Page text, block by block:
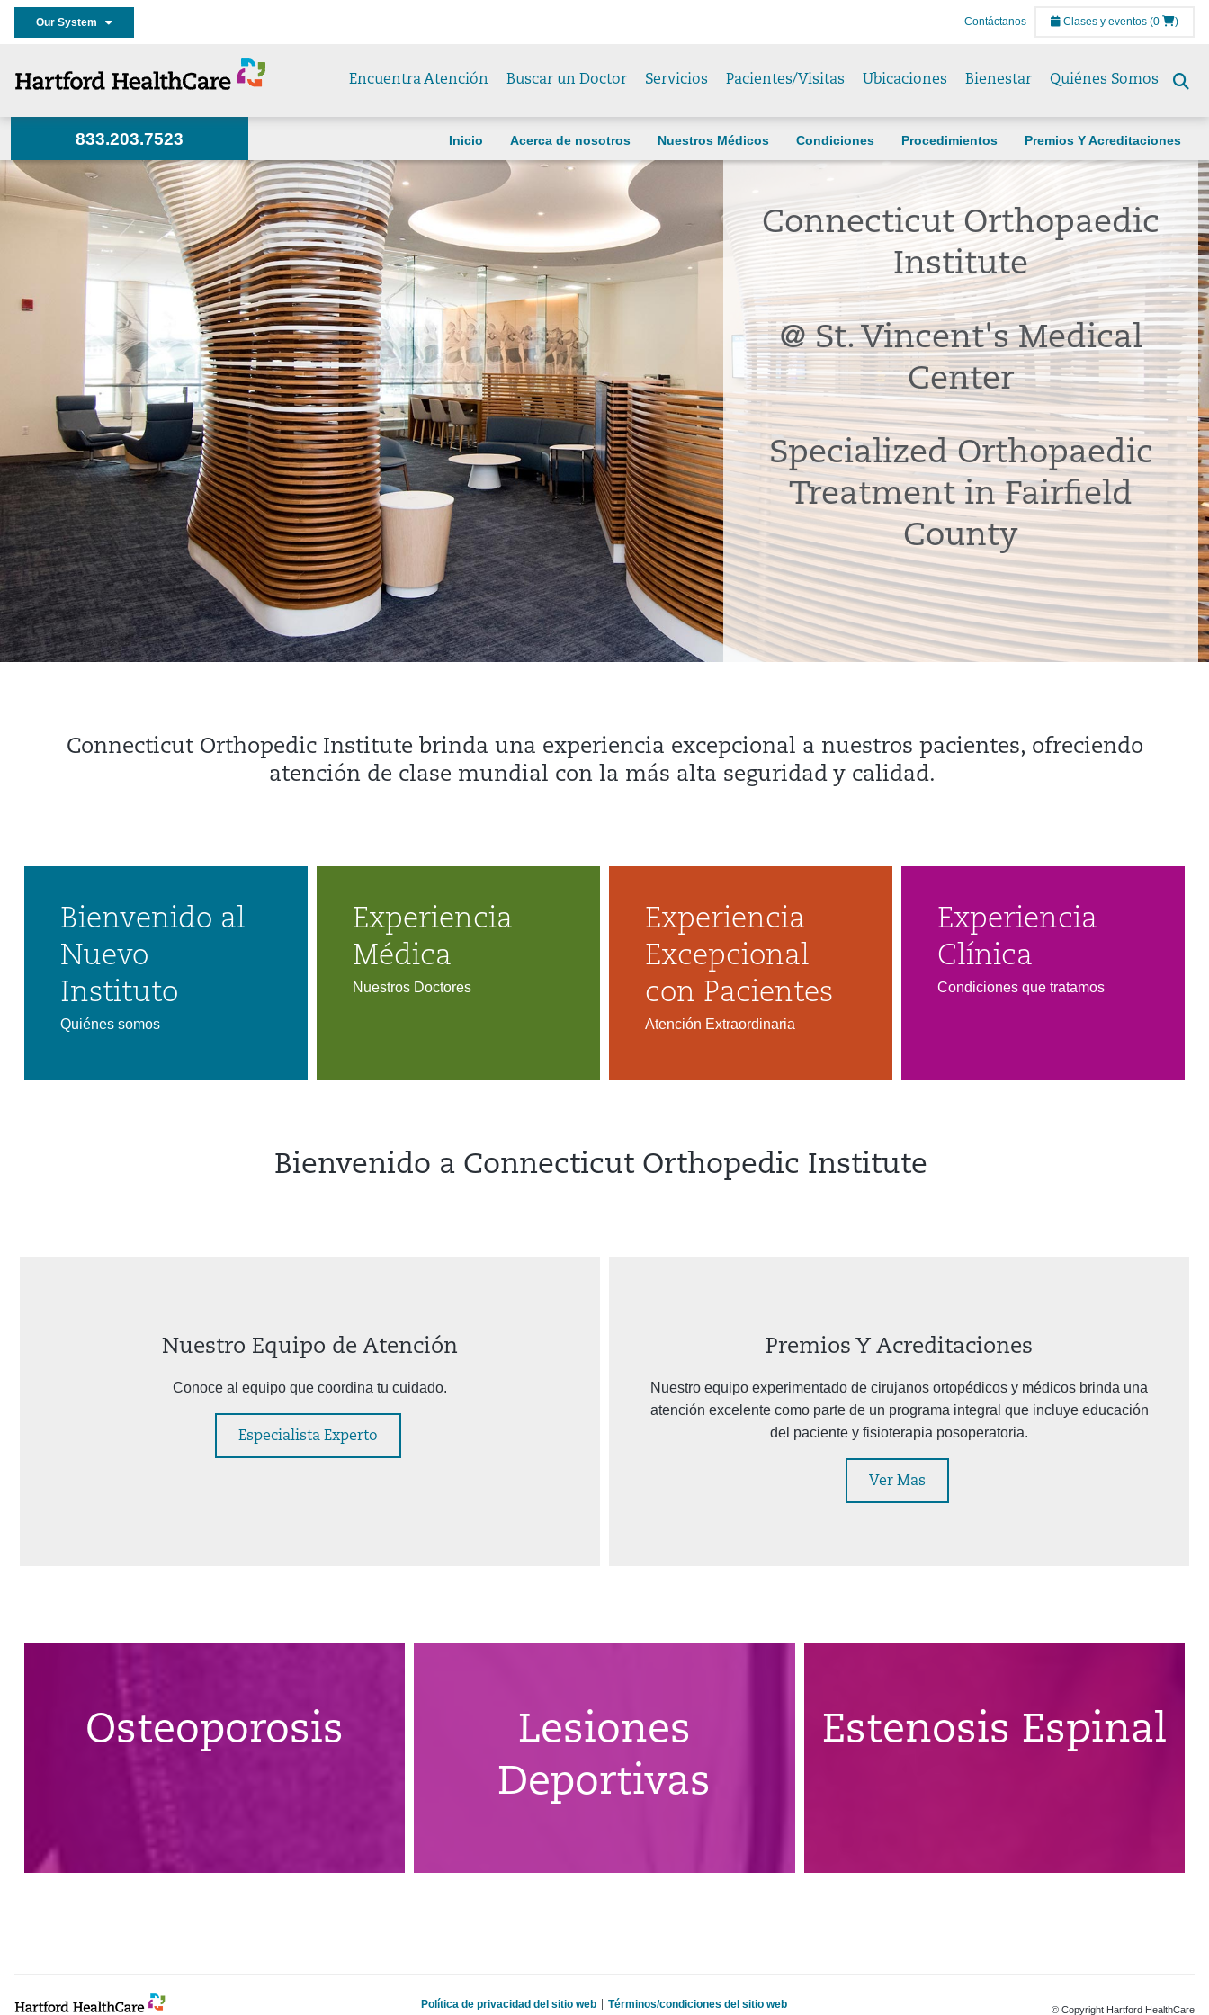
Our System Contáctanos Clases y eventos (0 )
Encuentra Atención Buscar un Doctor Servicios Pacientes/Visitas Ubicaciones Bienestar Quiénes Somos
Connecticut Orthopaedic
Institute
@ St. Vincent's Medical
Center
Specialized Orthopaedic
Treatment in Fairfield
County
833.203.7523 Inicio Acerca de nosotros Nuestros Médicos Condiciones Procedimientos Premios Y Acreditaciones
Connecticut Orthopedic Institute brinda una experiencia excepcional a nuestros pacientes, ofreciendo
atención de clase mundial con la más alta seguridad y calidad.
Bienvenido al
Nuevo
Instituto
Quiénes somos
Experiencia
Médica
Nuestros Doctores
Experiencia
Excepcional
con Pacientes
Atención Extraordinaria
Experiencia
Clínica
Condiciones que tratamos
Bienvenido a Connecticut Orthopedic Institute
Nuestro Equipo de Atención
Conoce al equipo que coordina tu cuidado.
Especialista Experto
Premios Y Acreditaciones
Nuestro equipo experimentado de cirujanos ortopédicos y médicos brinda una
atención excelente como parte de un programa integral que incluye educación
del paciente y fisioterapia posoperatoria.
Ver Mas
Osteoporosis
Lesiones
Deportivas
Estenosis Espinal
Política de privacidad del sitio web Términos/condiciones del sitio web © Copyright Hartford HealthCare